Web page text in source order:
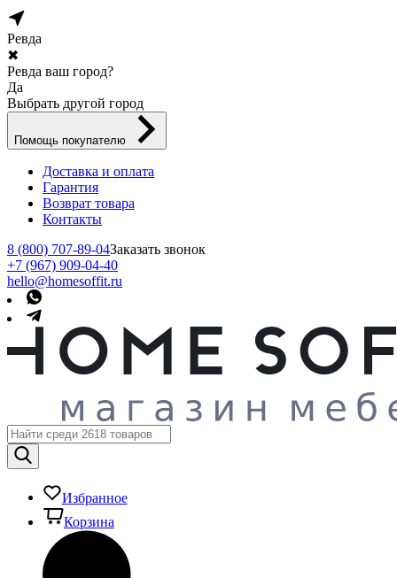
Ревда
✖
Ревда ваш город?
Да
Выбрать другой город
Помощь покупателю
Доставка и оплата
Гарантия
Возврат товара
Контакты
8 (800) 707-89-04Заказать звонок
+7 (967) 909-04-40
hello@homesoffit.ru
Избранное
Корзина